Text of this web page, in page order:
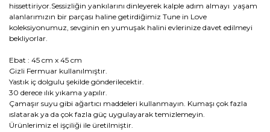
hissettiriyor.Sessizliğin yankılarını dinleyerek kalple adım almayı yaşam
alanlarımızın bir parçası haline getirdiğimiz Tune in Love
koleksiyonumuz, sevginin en yumuşak halini evlerinize davet edilmeyi
bekliyorlar.
Ebat : 45 cm x 45 cm
Gizli Fermuar kullanılmıştır.
Yastık iç dolgulu şekilde gönderilecektir.
30 derece ılık yıkama yapılır.
Çamaşır suyu gibi ağartıcı maddeleri kullanmayın. Kumaşı çok fazla
ıslatarak ya da çok fazla güç uygulayarak temizlemeyin.
Ürünlerimiz el işçiliği ile üretilmiştir.